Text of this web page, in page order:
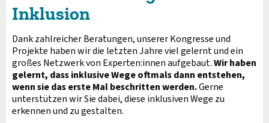
Inklusion
Dank zahlreicher Beratungen, unserer Kongresse und
Projekte haben wir die letzten Jahre viel gelernt und ein
großes Netzwerk von Experten:innen aufgebaut.Wir haben
gelernt, dass inklusive Wege oftmals dann entstehen,
wenn sie das erste Mal beschritten werden.Gerne
unterstützen wir Sie dabei, diese inklusiven Wege zu
erkennen und zu gestalten.